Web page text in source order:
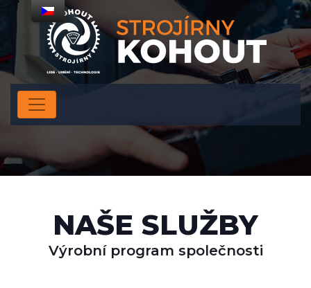
NAŠE SLUŽBY
Výrobní program společnosti